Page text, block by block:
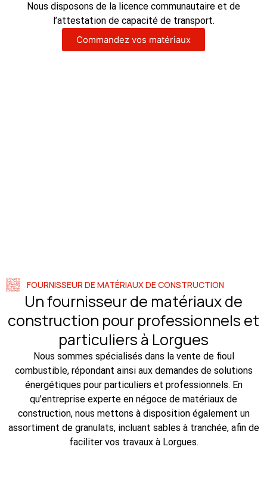
Nous disposons de la licence communautaire et de
l’attestation de capacité de transport.
Commandez vos matériaux
FOURNISSEUR DE MATÉRIAUX DE CONSTRUCTION
Un fournisseur de matériaux de
construction pour professionnels et
particuliers à Lorgues
Nous sommes spécialisés dans la vente de fioul
combustible, répondant ainsi aux demandes de solutions
énergétiques pour particuliers et professionnels. En
qu’entreprise experte en négoce de matériaux de
construction, nous mettons à disposition également un
assortiment de granulats, incluant sables à tranchée, afin de
faciliter vos travaux à Lorgues.